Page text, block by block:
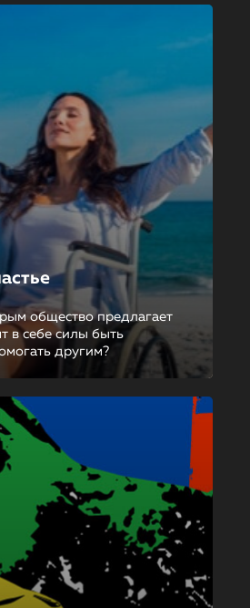
общество предлагает
в себе силы быть
другим?